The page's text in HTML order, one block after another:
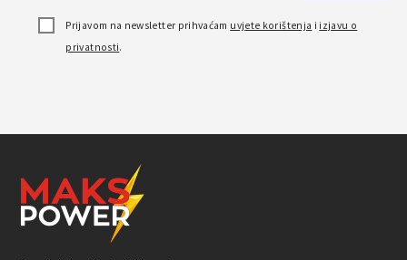
Prijavom na newsletter prihvaćam uvjete korištenja i izjavu o
privatnosti.